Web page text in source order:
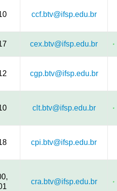
ccf.btv@ifsp.edu.br
cex.btv@ifsp.edu.br
cgp.btv@ifsp.edu.br
clt.btv@ifsp.edu.br
cpi.btv@ifsp.edu.br
cra.btv@ifsp.edu.br